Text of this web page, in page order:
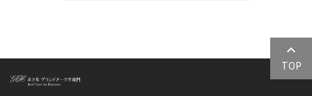
keyboard_arrow_up
TOP